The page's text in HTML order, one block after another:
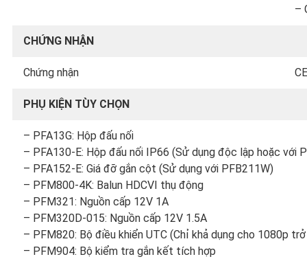
–
CHỨNG NHẬN
Chứng nhận
PHỤ KIỆN TÙY CHỌN
– PFA13G: Hộp đấu nối
– PFA130-E: Hộp đấu nối IP66 (Sử dụng độc lập hoặc với
– PFA152-E: Giá đỡ gắn cột (Sử dụng với PFB211W)
– PFM800-4K: Balun HDCVI thụ động
– PFM321: Nguồn cấp 12V 1A
– PFM320D-015: Nguồn cấp 12V 1.5A
– PFM820: Bộ điều khiển UTC (Chỉ khả dụng cho 1080p
– PFM904: Bộ kiểm tra gắn kết tích hợp